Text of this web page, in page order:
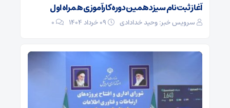
آغاز ثبت‌نام سیزدهمین دوره کارآموزی همراه اول
سرویس خبر: وحید خدادادی 0